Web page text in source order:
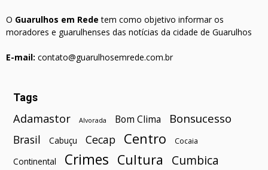
O Guarulhos em Rede tem como objetivo informar os
moradores e guarulhenses das notícias da cidade de Guarulhos
E-mail: contato@guarulhosemrede.com.br
Tags
Adamastor Alvorada Bom Clima Bonsucesso
Brasil Cabuçu Cecap Centro Cocaia
Continental Crimes Cultura Cumbica